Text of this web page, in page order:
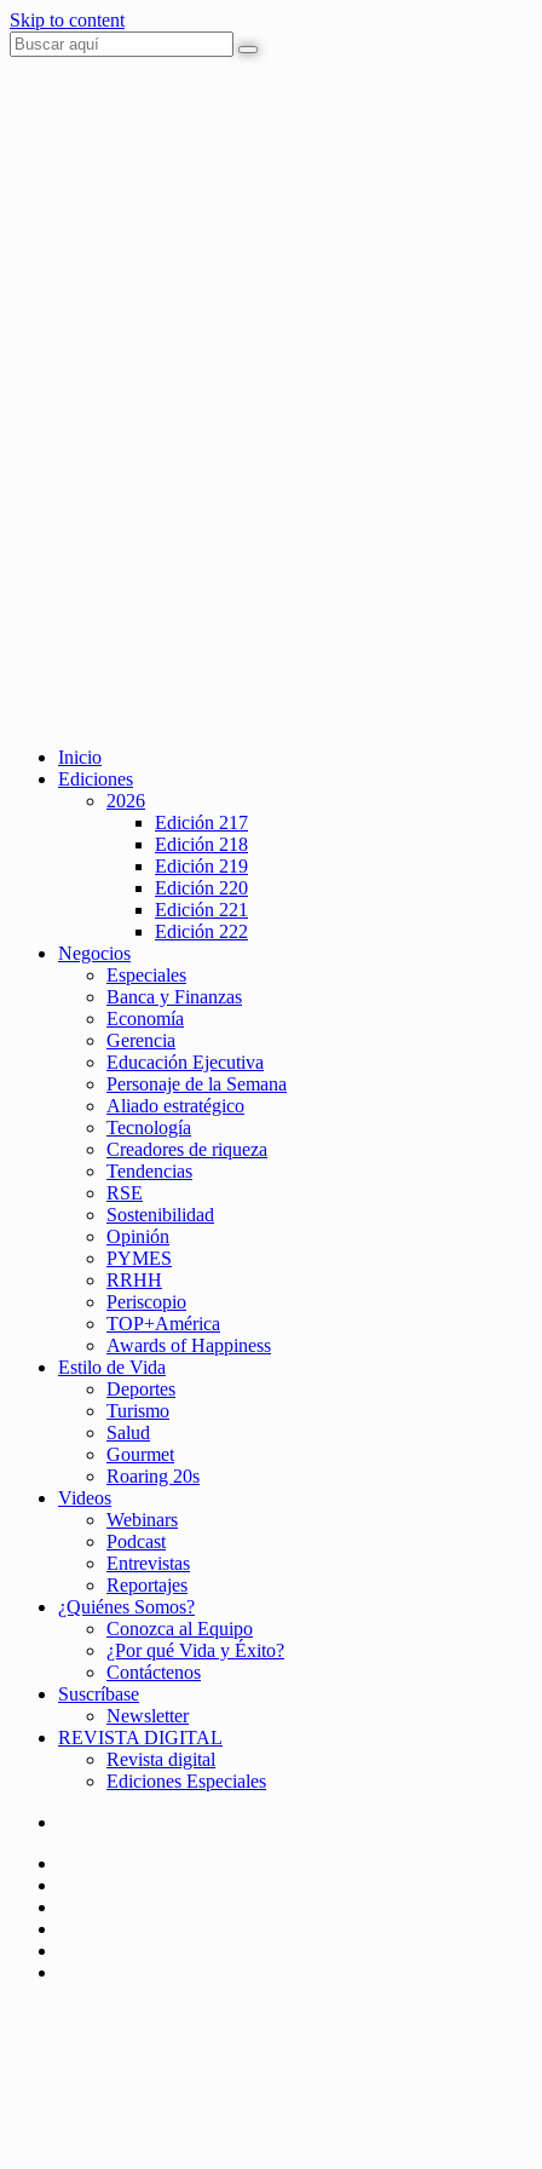
Skip to content
Inicio
Ediciones
2026
Edición 217
Edición 218
Edición 219
Edición 220
Edición 221
Edición 222
Negocios
Especiales
Banca y Finanzas
Economía
Gerencia
Educación Ejecutiva
Personaje de la Semana
Aliado estratégico
Tecnología
Creadores de riqueza
Tendencias
RSE
Sostenibilidad
Opinión
PYMES
RRHH
Periscopio
TOP+América
Awards of Happiness
Estilo de Vida
Deportes
Turismo
Salud
Gourmet
Roaring 20s
Videos
Webinars
Podcast
Entrevistas
Reportajes
¿Quiénes Somos?
Conozca al Equipo
¿Por qué Vida y Éxito?
Contáctenos
Suscríbase
Newsletter
REVISTA DIGITAL
Revista digital
Ediciones Especiales